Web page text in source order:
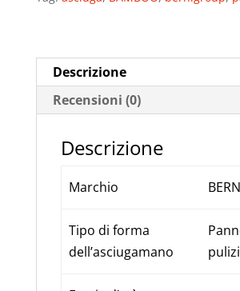
antibatterici
Super
assorbenti
Descrizione
Recensioni (0)
Descrizione
Marchio
Tipo di forma
dell’asciugamano